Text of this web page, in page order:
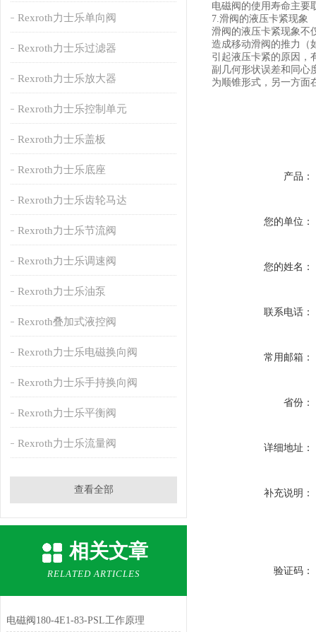
Rexroth力士乐单向阀
Rexroth力士乐过滤器
Rexroth力士乐放大器
Rexroth力士乐控制单元
Rexroth力士乐盖板
Rexroth力士乐底座
Rexroth力士乐齿轮马达
Rexroth力士乐节流阀
Rexroth力士乐调速阀
Rexroth力士乐油泵
Rexroth叠加式液控阀
Rexroth力士乐电磁换向阀
Rexroth力士乐手持换向阀
Rexroth力士乐平衡阀
Rexroth力士乐流量阀
查看全部
相关文章
RELATED ARTICLES
电磁阀180-4E1-83-PSL工作原理
电磁阀的使用寿命主要
7.滑阀的液压卡紧现象
滑阀的液压卡紧现象不
造成移动滑阀的推力（
引起液压卡紧的原因，
副几何形状误差和同心
为顺锥形式，另一方面
产品：
您的单位：
您的姓名：
联系电话：
常用邮箱：
省份：
详细地址：
补充说明：
验证码：